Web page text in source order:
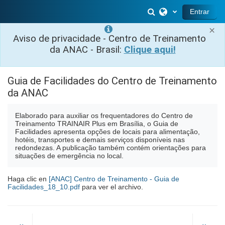
×
Aviso de privacidade - Centro de Treinamento
da ANAC - Brasil: Clique aqui!
Selector de
Entrar
Guia de Facilidades do Centro de Treinamento
da ANAC
Elaborado para auxiliar os frequentadores do Centro de
Treinamento TRAINAIR Plus em Brasília, o Guia de
Facilidades apresenta opções de locais para alimentação,
hotéis, transportes e demais serviços disponíveis nas
redondezas. A publicação também contém orientações para
situações de emergência no local.
Haga clic en [ANAC] Centro de Treinamento - Guia de
Facilidades_18_10.pdf para ver el archivo.